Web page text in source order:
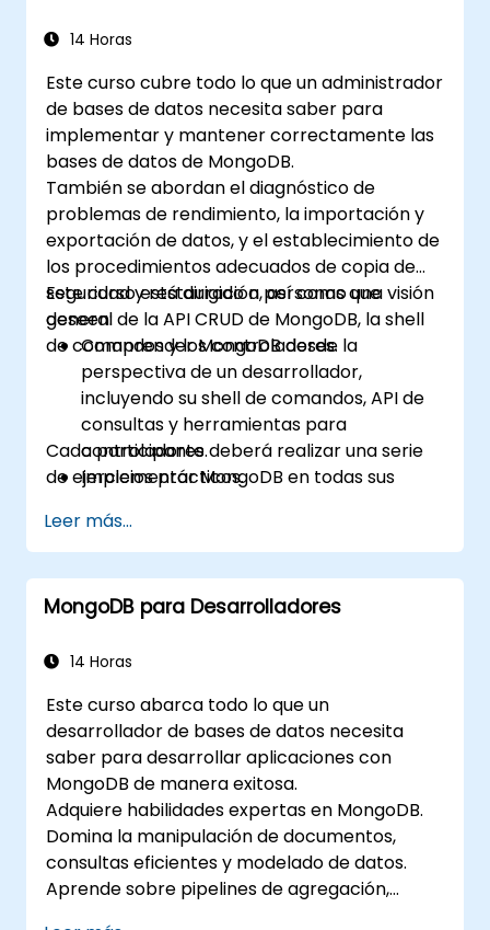
Desarrollar, probar e implementar
utilizando la pila FARM.
14 Horas
Este curso cubre todo lo que un administrador
de bases de datos necesita saber para
implementar y mantener correctamente las
bases de datos de MongoDB.
También se abordan el diagnóstico de
problemas de rendimiento, la importación y
exportación de datos, y el establecimiento de
los procedimientos adecuados de copia de
seguridad y restauración, así como una visión
general de la API CRUD de MongoDB, la shell
de comandos y los controladores.
Este curso está dirigido a personas que
deseen:
Comprender MongoDB desde la
perspectiva de un desarrollador,
incluyendo su shell de comandos, API de
consultas y herramientas para
controladores.
Implementar MongoDB en todas sus
replicación maestro/esclavo, como
conjunto de réplicas (replica set) y como
clúster fragmentado (sharded cluster).
Evaluar aplicaciones y elegir el hardware
Monitorear instancias de MongoDB e
monitoreo (Munin, Nagios, etc.).
Planificar copias de seguridad y gestionar
grandes importaciones y exportaciones
de datos.
Solucionar los problemas y escenarios de
fallo más comunes para desarrolladores.
Cada participante deberá realizar una serie
de ejercicios prácticos.
Leer más...
MongoDB para Desarrolladores
14 Horas
Este curso abarca todo lo que un
desarrollador de bases de datos necesita
saber para desarrollar aplicaciones con
MongoDB de manera exitosa.
Adquiere habilidades expertas en MongoDB.
Domina la manipulación de documentos,
consultas eficientes y modelado de datos.
Aprende sobre pipelines de agregación,